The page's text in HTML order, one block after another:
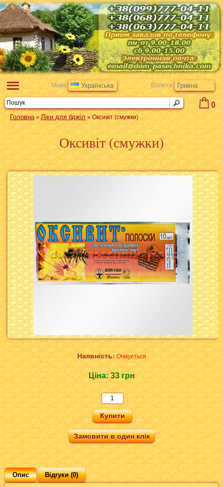
0
Мова Українська Валюта Гривна
Головна» Ліки для бджіл » Оксивіт (смужки)
Оксивіт (смужки)
Наявність: Очікується
Ціна: 33 грн
Замовити в один клік
Опис Відгуки (0)